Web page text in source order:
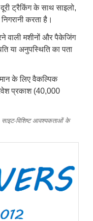
ट्रैकिंग के साथ साइलो,
करता है।
वाली मशीनों और पैकेजिंग
या अनुपस्थिति का पता
के लिए वैकल्पिक
प्रकाश (40,000
साइट-विशिष्ट आवश्यकताओं के